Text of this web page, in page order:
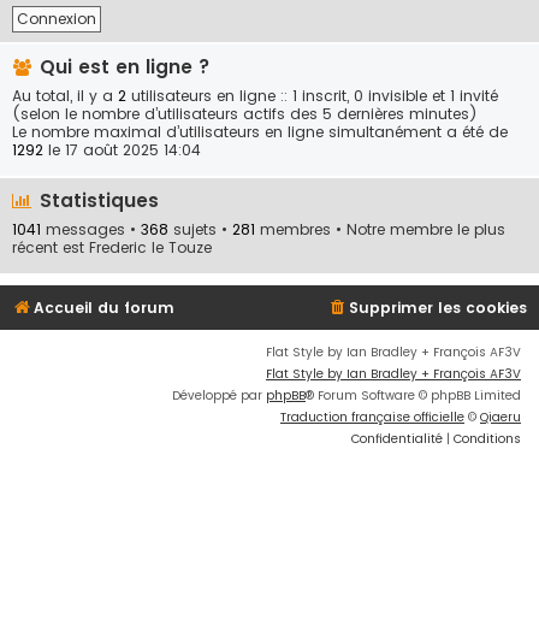
Qui est en ligne ?
Au total, il y a 2 utilisateurs en ligne :: 1 inscrit, 0 invisible et 1 invité
(selon le nombre d’utilisateurs actifs des 5 dernières minutes)
Le nombre maximal d’utilisateurs en ligne simultanément a été de
1292 le 17 août 2025 14:04
Statistiques
1041 messages • 368 sujets • 281 membres • Notre membre le plus
récent est Frederic le Touze
Accueil du forum Supprimer les cookies
Flat Style by Ian Bradley + François AF3V
Flat Style by Ian Bradley + François AF3V
Développé par phpBB® Forum Software © phpBB Limited
Traduction française officielle © Qiaeru
Confidentialité | Conditions